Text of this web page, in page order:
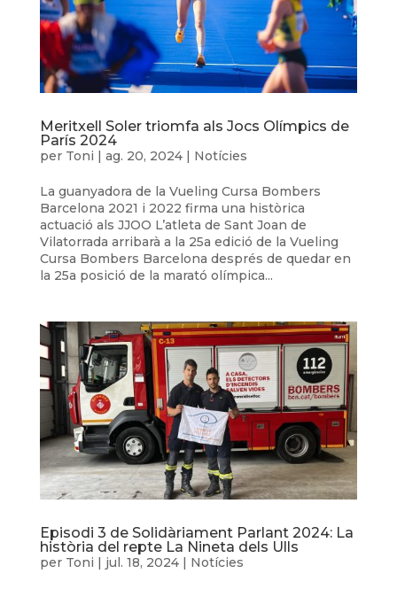
Meritxell Soler triomfa als Jocs Olímpics de
París 2024
per Toni | ag. 20, 2024| Notícies
La guanyadora de la Vueling Cursa Bombers
Barcelona 2021 i 2022 firma una històrica
actuació als JJOO L’atleta de Sant Joan de
Vilatorrada arribarà a la 25a edició de la Vueling
Cursa Bombers Barcelona després de quedar en
la 25a posició de la marató olímpica...
Episodi 3 de Solidàriament Parlant 2024: La
història del repte La Nineta dels Ulls
per Toni jul. 18, 2024| Notícies